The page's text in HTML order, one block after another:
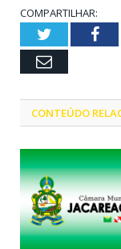
COMPARTILHAR:
Twitter
Email
CONTEÚDO